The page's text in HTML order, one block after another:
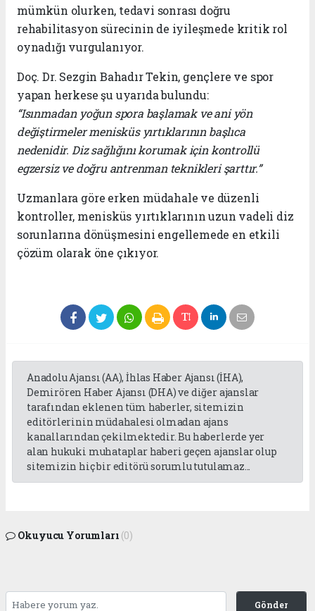
mümkün olurken, tedavi sonrası doğru
rehabilitasyon sürecinin de iyileşmede kritik rol
oynadığı vurgulanıyor.
Doç. Dr. Sezgin Bahadır Tekin, gençlere ve spor
yapan herkese şu uyarıda bulundu:
“Isınmadan yoğun spora başlamak ve ani yön
değiştirmeler menisküs yırtıklarının başlıca
nedenidir. Diz sağlığını korumak için kontrollü
egzersiz ve doğru antrenman teknikleri şarttır.”
Uzmanlara göre erken müdahale ve düzenli
kontroller, menisküs yırtıklarının uzun vadeli diz
sorunlarına dönüşmesini engellemede en etkili
çözüm olarak öne çıkıyor.
Anadolu Ajansı (AA), İhlas Haber Ajansı (İHA),
Demirören Haber Ajansı (DHA) ve diğer ajanslar
tarafından eklenen tüm haberler, sitemizin
editörlerinin müdahalesi olmadan ajans
kanallarından çekilmektedir. Bu haberlerde yer
alan hukuki muhataplar haberi geçen ajanslar olup
sitemizin hiç bir editörü sorumlu tutulamaz...
Okuyucu Yorumları (0)
Gönder